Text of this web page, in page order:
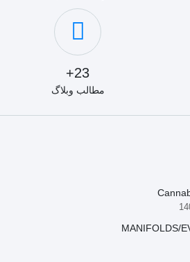
23+
مطالب وبلاگ
MANIFOLDS/